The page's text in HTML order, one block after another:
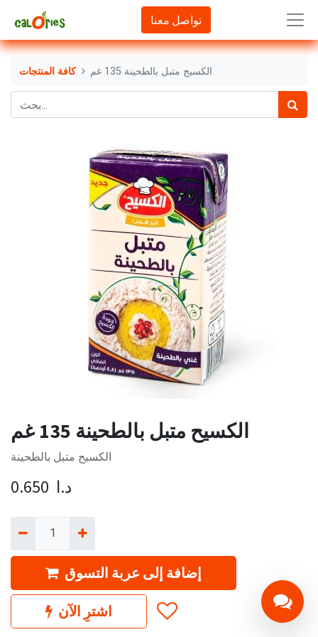
تواصل معنا
كافة المنتجات الكسيح متبل بالطحينة 135 غم
الكسيح متبل بالطحينة 135 غم
الكسيح متبل بالطحينة
0.650 د.ا
إضافة إلى عربة التسوق
اشترِ الآن